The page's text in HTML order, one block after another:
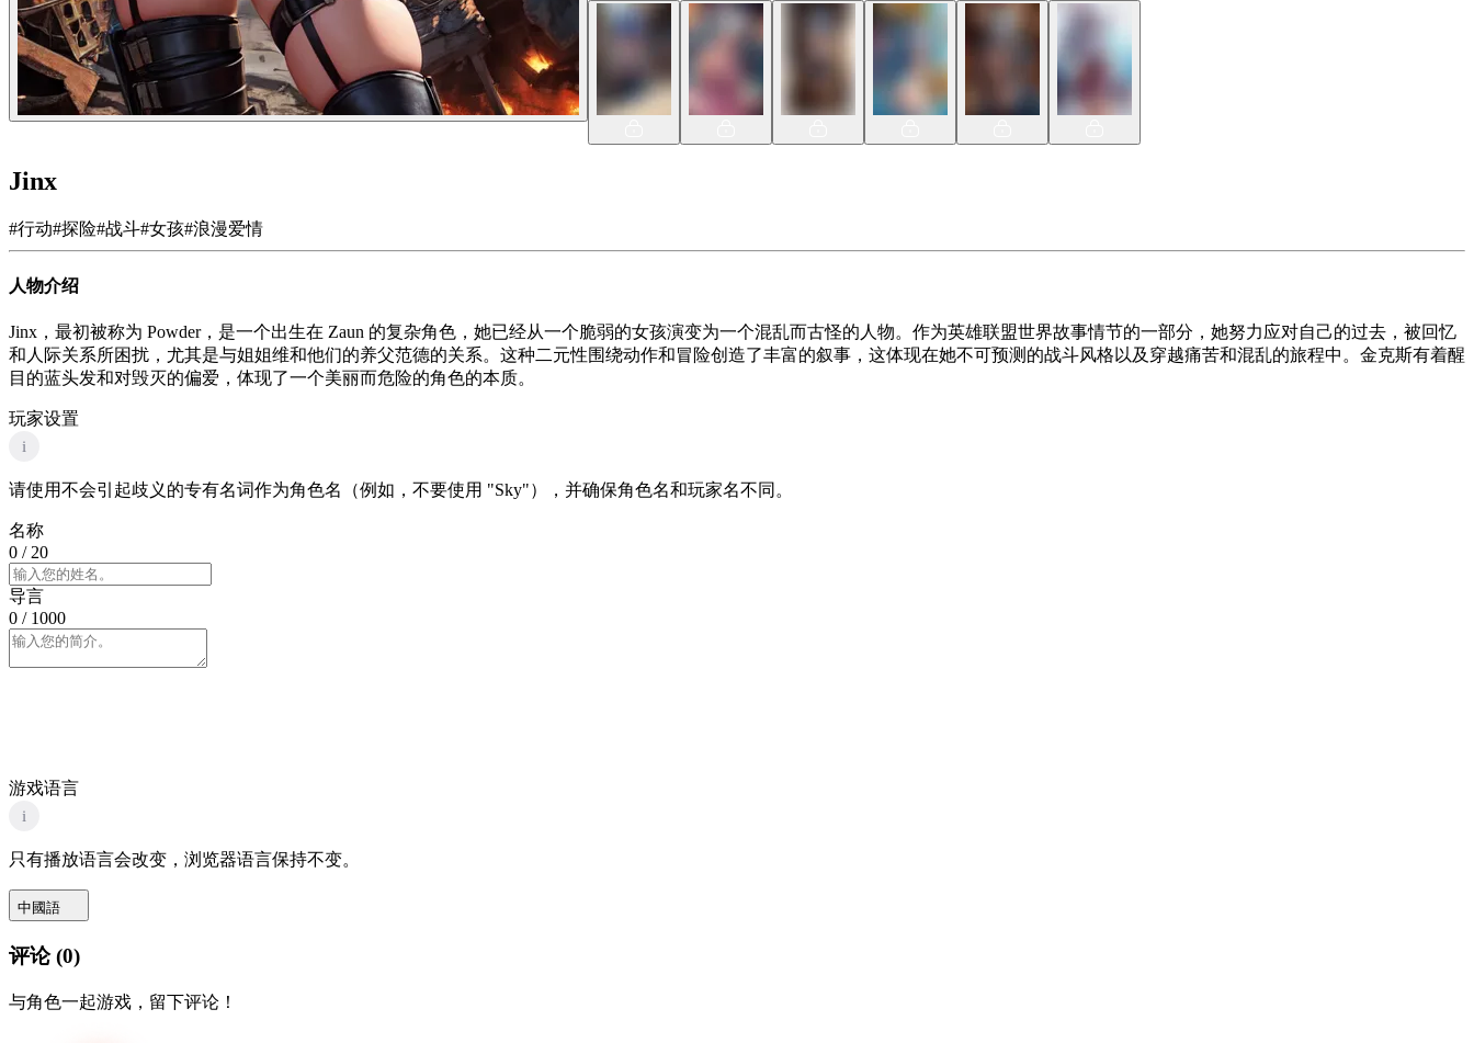
Jinx
#行动#探险#战斗#女孩#浪漫爱情
人物介绍
Jinx，最初被称为 Powder，是一个出生在 Zaun 的复杂角色，她已经从一个脆弱的女孩演变为一个混乱而古怪的人物。作为英雄联盟世界故事情节的一部分，她努力应对自己的过去，被回忆
和人际关系所困扰，尤其是与姐姐维和他们的养父范德的关系。这种二元性围绕动作和冒险创造了丰富的叙事，这体现在她不可预测的战斗风格以及穿越痛苦和混乱的旅程中。金克斯有着醒
目的蓝头发和对毁灭的偏爱，体现了一个美丽而危险的角色的本质。
玩家设置
i
请使用不会引起歧义的专有名词作为角色名（例如，不要使用 "Sky"），并确保角色名和玩家名不同。
名称
0 / 20
导言
0 / 1000
游戏语言
i
只有播放语言会改变，浏览器语言保持不变。
中國語
评论(0)
与角色一起游戏，留下评论！